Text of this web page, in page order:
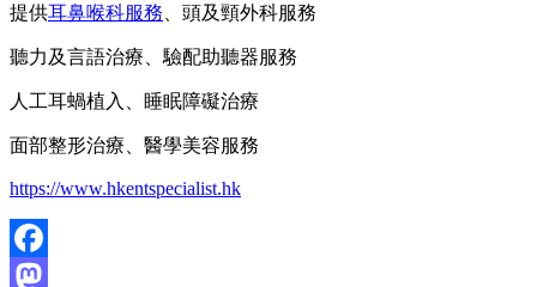
提供耳鼻喉科服務 、頭及頸外科服務
聽力及言語治療、驗配助聽器服務
人工耳蝸植入、睡眠障礙治療
面部整形治療、醫學美容服務
https://www.hkentspecialist.hk
Facebook